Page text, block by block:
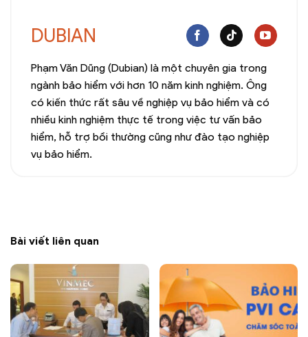
DUBIAN
Phạm Văn Dũng (Dubian) là một chuyên gia trong
ngành bảo hiểm với hơn 10 năm kinh nghiệm. Ông
có kiến thức rất sâu về nghiệp vụ bảo hiểm và có
nhiều kinh nghiệm thực tế trong việc tư vấn bảo
hiểm, hỗ trợ bồi thường cũng như đào tạo nghiệp
vụ bảo hiểm.
Bài viết liên quan